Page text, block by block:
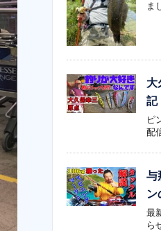
ま
大
記
ピ
配
与
ン
最
ら